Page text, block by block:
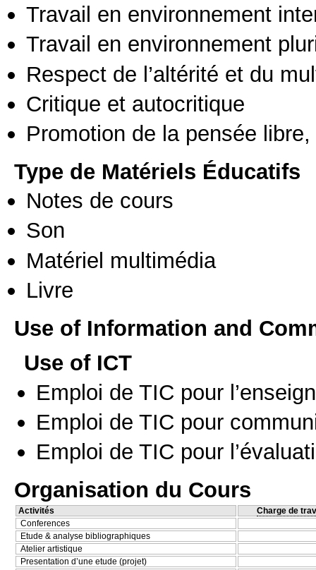
Travail en environnement
Travail en environnement
Respect de l’altérité et du
Critique et autocritique
Promotion de la pensée
Type de Matériels Éducatifs
Notes de cours
Son
Matériel multimédia
Livre
Use of Information and
Use of ICT
Emploi de TIC pour
Emploi de TIC pour
Emploi de TIC pour
Organisation du Cours
Activités
Charge de
Conferences
Etude & analyse bibliographiques
Atelier artistique
Presentation d’une etude (projet)